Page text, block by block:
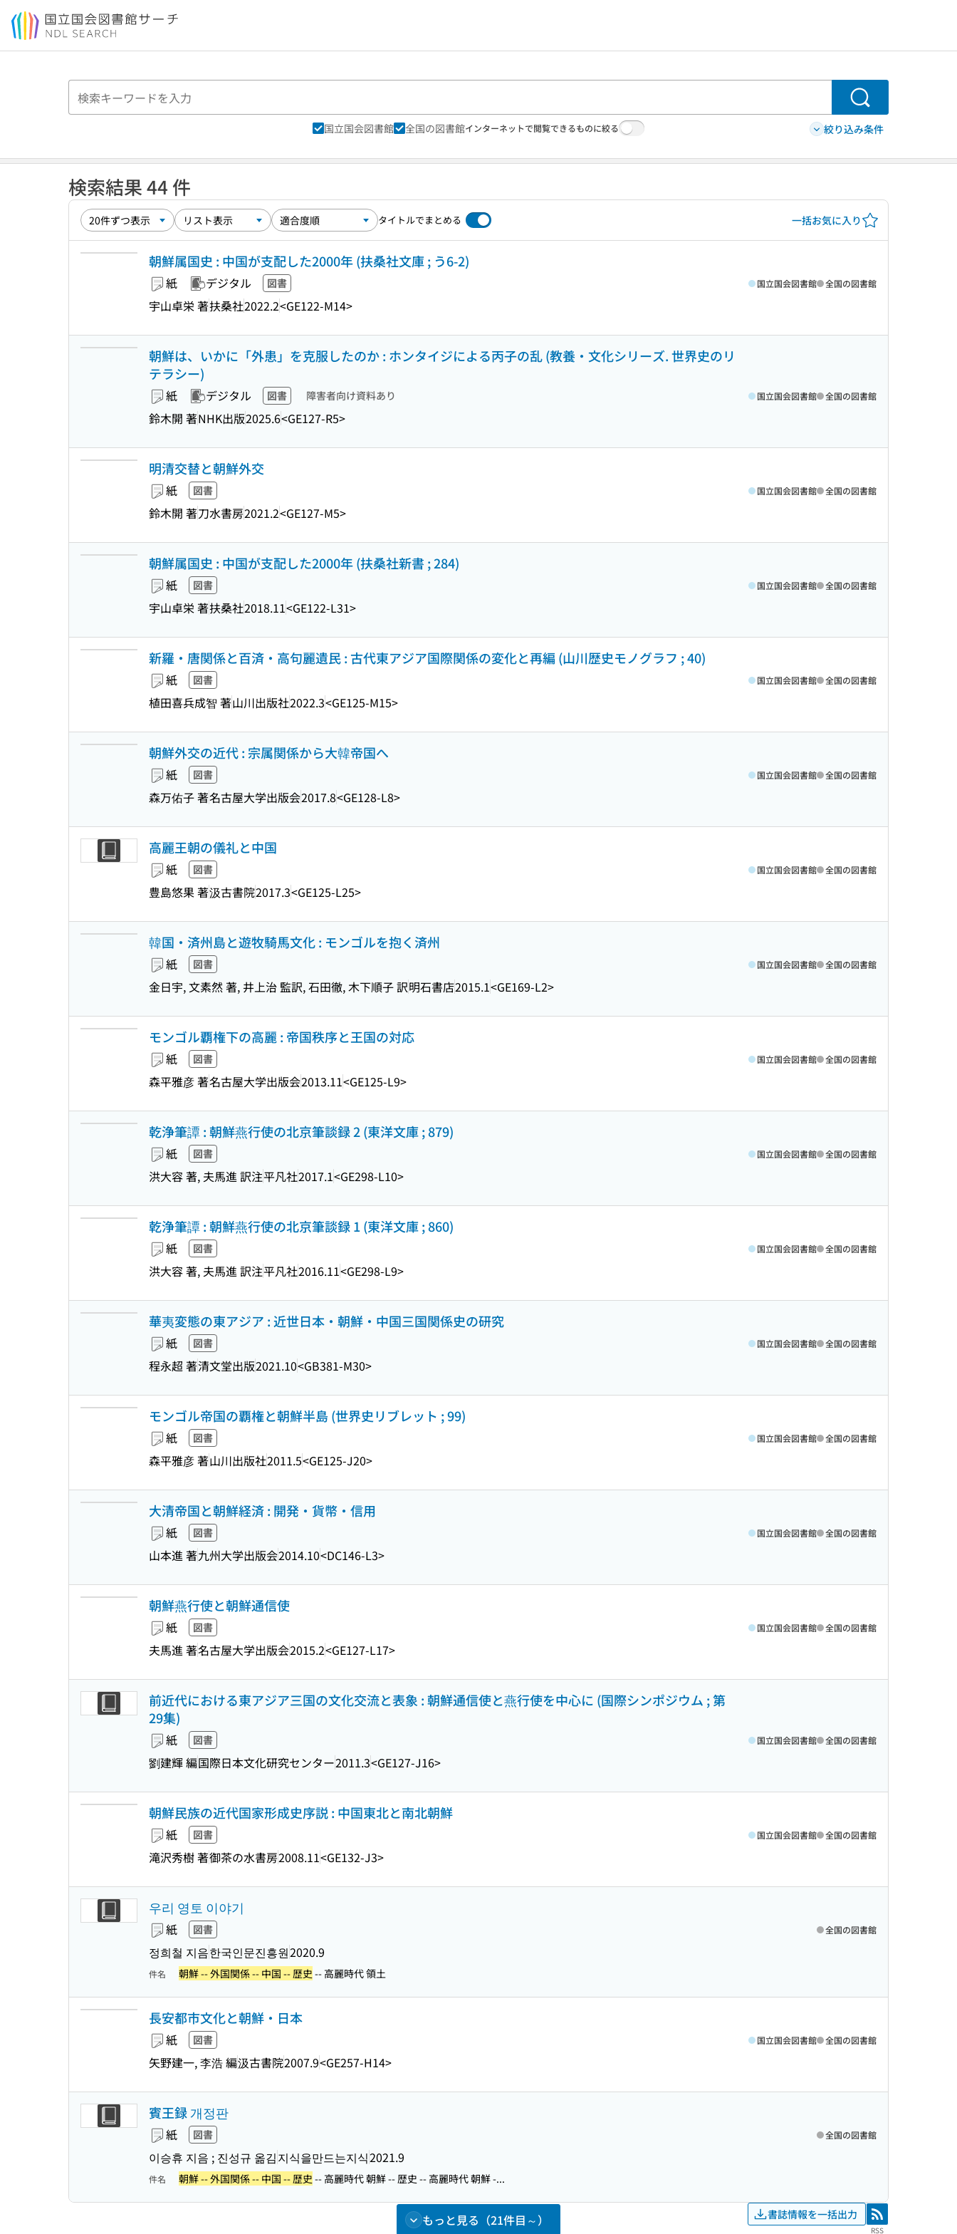
本文へ移動
検索
国立国会図書館 全国の図書館インターネットで閲覧できるものに絞る 絞り込み条件
検索結果 44 件
タイトルでまとめる 一括お気に入り
朝鮮属国史 : 中国が支配した2000年 (扶桑社文庫 ; う6-2)
紙 デジタル 図書
宇山卓栄 著扶桑社2022.2<GE122-M14>
国立国会図書館 全国の図書館
朝鮮は、いかに「外患」を克服したのか : ホンタイジによる丙子の乱 (教養・文化シリーズ. 世界史のリ
テラシー)
紙 デジタル 図書 障害者向け資料あり
鈴木開 著NHK出版2025.6<GE127-R5>
国立国会図書館 全国の図書館
明清交替と朝鮮外交
紙 図書
鈴木開 著刀水書房2021.2<GE127-M5>
国立国会図書館 全国の図書館
朝鮮属国史 : 中国が支配した2000年 (扶桑社新書 ; 284)
紙 図書
宇山卓栄 著扶桑社2018.11<GE122-L31>
国立国会図書館 全国の図書館
新羅・唐関係と百済・高句麗遺民 : 古代東アジア国際関係の変化と再編 (山川歴史モノグラフ ; 40)
紙 図書
植田喜兵成智 著山川出版社2022.3<GE125-M15>
国立国会図書館 全国の図書館
朝鮮外交の近代 : 宗属関係から大韓帝国へ
紙 図書
森万佑子 著名古屋大学出版会2017.8<GE128-L8>
国立国会図書館 全国の図書館
高麗王朝の儀礼と中国
紙 図書
豊島悠果 著汲古書院2017.3<GE125-L25>
国立国会図書館 全国の図書館
韓国・済州島と遊牧騎馬文化 : モンゴルを抱く済州
紙 図書
金日宇, 文素然 著, 井上治 監訳, 石田徹, 木下順子 訳明石書店2015.1<GE169-L2>
国立国会図書館 全国の図書館
モンゴル覇権下の高麗 : 帝国秩序と王国の対応
紙 図書
森平雅彦 著名古屋大学出版会2013.11<GE125-L9>
国立国会図書館 全国の図書館
乾浄筆譚 : 朝鮮燕行使の北京筆談録 2 (東洋文庫 ; 879)
紙 図書
洪大容 著, 夫馬進 訳注平凡社2017.1<GE298-L10>
国立国会図書館 全国の図書館
乾浄筆譚 : 朝鮮燕行使の北京筆談録 1 (東洋文庫 ; 860)
紙 図書
洪大容 著, 夫馬進 訳注平凡社2016.11<GE298-L9>
国立国会図書館 全国の図書館
華夷変態の東アジア : 近世日本・朝鮮・中国三国関係史の研究
紙 図書
程永超 著清文堂出版2021.10<GB381-M30>
国立国会図書館 全国の図書館
モンゴル帝国の覇権と朝鮮半島 (世界史リブレット ; 99)
紙 図書
森平雅彦 著山川出版社2011.5<GE125-J20>
国立国会図書館 全国の図書館
大清帝国と朝鮮経済 : 開発・貨幣・信用
紙 図書
山本進 著九州大学出版会2014.10<DC146-L3>
国立国会図書館 全国の図書館
朝鮮燕行使と朝鮮通信使
紙 図書
夫馬進 著名古屋大学出版会2015.2<GE127-L17>
国立国会図書館 全国の図書館
前近代における東アジア三国の文化交流と表象 : 朝鮮通信使と燕行使を中心に (国際シンポジウム ; 第
29集)
紙 図書
劉建輝 編国際日本文化研究センター2011.3<GE127-J16>
国立国会図書館 全国の図書館
朝鮮民族の近代国家形成史序説 : 中国東北と南北朝鮮
紙 図書
滝沢秀樹 著御茶の水書房2008.11<GE132-J3>
国立国会図書館 全国の図書館
우리 영토 이야기
紙 図書
정희철 지음한국인문진흥원2020.9
全国の図書館
件名 朝鮮 -- 外国関係 -- 中国 -- 歴史 -- 高麗時代 領土
長安都市文化と朝鮮・日本
紙 図書
矢野建一, 李浩 編汲古書院2007.9<GE257-H14>
国立国会図書館 全国の図書館
賓王録 개정판
紙 図書
이승휴 지음 ; 진성규 옮김지식을만드는지식2021.9
全国の図書館
件名 朝鮮 -- 外国関係 -- 中国 -- 歴史 -- 高麗時代 朝鮮 -- 歴史 -- 高麗時代 朝鮮 -...
もっと見る（21件目～） 書誌情報を一括出力 RSS
RSS